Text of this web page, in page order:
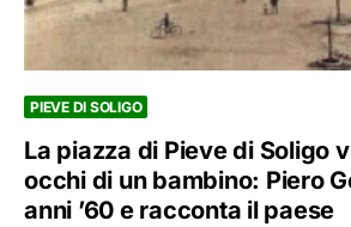
PIEVE DI SOLIGO
La piazza di Pieve di Soligo
occhi di un bambino: Piero
anni ’60 e racconta il paese